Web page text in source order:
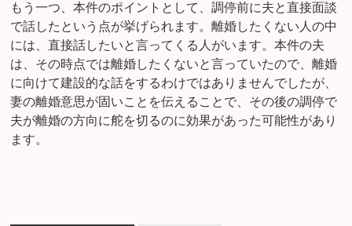
もう一つ、本件のポイントとして、調停前に夫と直接面談
で話したという点が挙げられます。離婚したくない人の中
には、直接話したいと言ってくる人がいます。本件の夫
は、その時点では離婚したくないと言っていたので、離婚
に向けて建設的な話をするわけではありませんでしたが、
妻の離婚意思が固いことを伝えることで、その後の調停で
夫が離婚の方向に舵を切るのに効果があった可能性があり
ます。